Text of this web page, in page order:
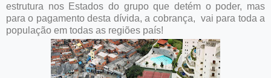
estrutura nos Estados do grupo que detém o poder, mas
para o pagamento desta dívida, a cobrança, vai para toda a
população em todas as regiões país!